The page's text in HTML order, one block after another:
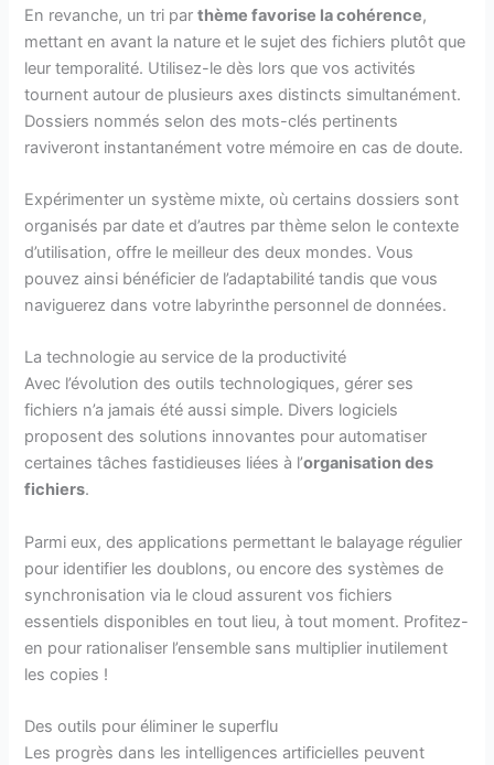
En revanche, un tri parthème favorise la cohérence,
mettant en avant la nature et le sujet des fichiers plutôt que
leur temporalité. Utilisez-le dès lors que vos activités
tournent autour de plusieurs axes distincts simultanément.
Dossiers nommés selon des mots-clés pertinents
raviveront instantanément votre mémoire en cas de doute.
Expérimenter un système mixte, où certains dossiers sont
organisés par date et d’autres par thème selon le contexte
d’utilisation, offre le meilleur des deux mondes. Vous
pouvez ainsi bénéficier de l’adaptabilité tandis que vous
naviguerez dans votre labyrinthe personnel de données.
La technologie au service de la productivité
Avec l’évolution des outils technologiques, gérer ses
fichiers n’a jamais été aussi simple. Divers logiciels
proposent des solutions innovantes pour automatiser
certaines tâches fastidieuses liées à l’organisation des
fichiers.
Parmi eux, des applications permettant le balayage régulier
pour identifier les doublons, ou encore des systèmes de
synchronisation via le cloud assurent vos fichiers
essentiels disponibles en tout lieu, à tout moment. Profitez-
en pour rationaliser l’ensemble sans multiplier inutilement
les copies !
Des outils pour éliminer le superflu
Les progrès dans les intelligences artificielles peuvent